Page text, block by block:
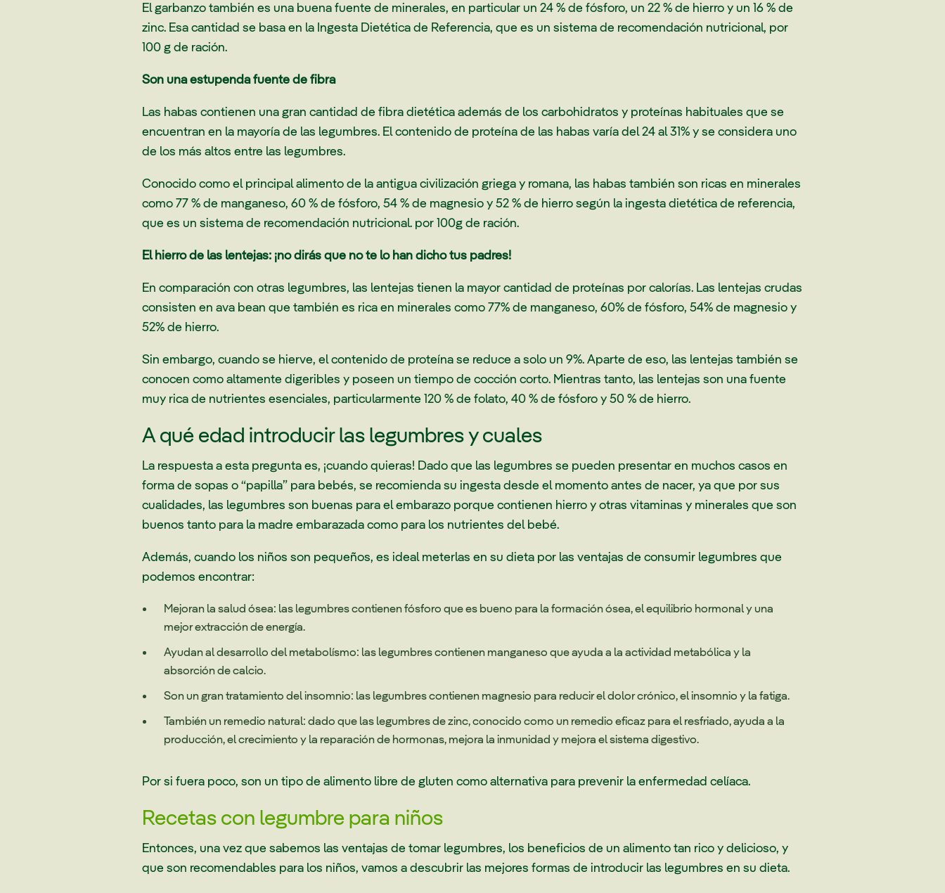
El garbanzo también es una buena fuente de minerales, en particular un 24 % de fósforo, un 22 % de hierro y un 16 % de
zinc. Esa cantidad se basa en la Ingesta Dietética de Referencia, que es un sistema de recomendación nutricional, por
100 g de ración.
Son una estupenda fuente de fibra
Las habas contienen una gran cantidad de fibra dietética además de los carbohidratos y proteínas habituales que se
encuentran en la mayoría de las legumbres. El contenido de proteína de las habas varía del 24 al 31% y se considera uno
de los más altos entre las legumbres.
Conocido como el principal alimento de la antigua civilización griega y romana, las habas también son ricas en minerales
como 77 % de manganeso, 60 % de fósforo, 54 % de magnesio y 52 % de hierro según la ingesta dietética de referencia,
que es un sistema de recomendación nutricional. por 100g de ración.
El hierro de las lentejas: ¡no dirás que no te lo han dicho tus padres!
En comparación con otras legumbres, las lentejas tienen la mayor cantidad de proteínas por calorías. Las lentejas crudas
consisten en ava bean que también es rica en minerales como 77% de manganeso, 60% de fósforo, 54% de magnesio y
52% de hierro.
Sin embargo, cuando se hierve, el contenido de proteína se reduce a solo un 9%. Aparte de eso, las lentejas también se
conocen como altamente digeribles y poseen un tiempo de cocción corto. Mientras tanto, las lentejas son una fuente
muy rica de nutrientes esenciales, particularmente 120 % de folato, 40 % de fósforo y 50 % de hierro.
A qué edad introducir las legumbres y cuales
La respuesta a esta pregunta es, ¡cuando quieras! Dado que las legumbres se pueden presentar en muchos casos en
forma de sopas o “papilla” para bebés, se recomienda su ingesta desde el momento antes de nacer, ya que por sus
cualidades, las legumbres son buenas para el embarazo porque contienen hierro y otras vitaminas y minerales que son
buenos tanto para la madre embarazada como para los nutrientes del bebé.
Además, cuando los niños son pequeños, es ideal meterlas en su dieta por las ventajas de consumir legumbres que
podemos encontrar:
Mejoran la salud ósea: las legumbres contienen fósforo que es bueno para la formación ósea, el equilibrio hormonal y una
mejor extracción de energía.
Ayudan al desarrollo del metabolísmo: las legumbres contienen manganeso que ayuda a la actividad metabólica y la
absorción de calcio.
Son un gran tratamiento del insomnio: las legumbres contienen magnesio para reducir el dolor crónico, el insomnio y la fatiga.
También un remedio natural: dado que las legumbres de zinc, conocido como un remedio eficaz para el resfriado, ayuda a la
producción, el crecimiento y la reparación de hormonas, mejora la inmunidad y mejora el sistema digestivo.
Por si fuera poco, son un tipo de alimento libre de gluten como alternativa para prevenir la enfermedad celíaca.
Recetas con legumbre para niños
Entonces, una vez que sabemos las ventajas de tomar legumbres, los beneficios de un alimento tan rico y delicioso, y
que son recomendables para los niños, vamos a descubrir las mejores formas de introducir las legumbres en su dieta.